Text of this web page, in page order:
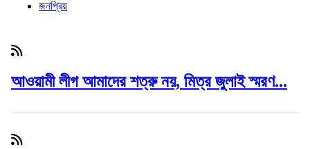
জনপ্রিয়
আওয়ামী লীগ আমাদের শত্রু নয়, মিত্র জুলাই স্মরণ...